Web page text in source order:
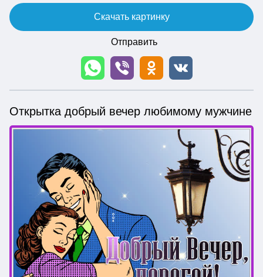
Скачать картинку
Отправить
Открытка добрый вечер любимому мужчине